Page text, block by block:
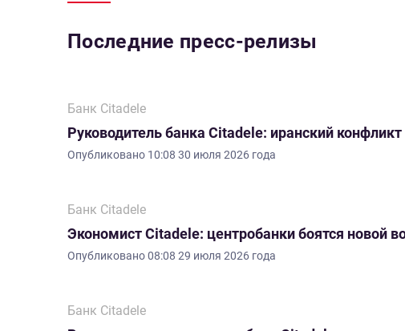
Последние пресс-релизы
Банк Citadele
Руководитель банка Citadele: иранский
Опубликовано 10:08 30 июля 2026 года
Банк Citadele
Экономист Citadele: центробанки боятся новой
Опубликовано08:08 29 июля 2026 года
Банк Citadele